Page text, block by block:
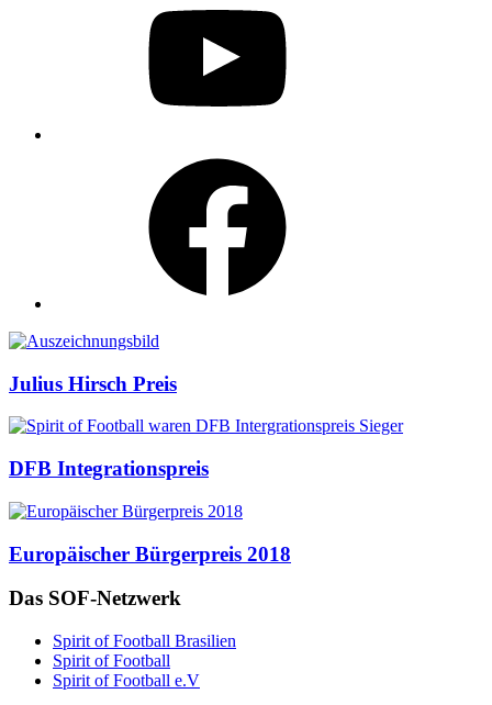
Auszeichnungen
Julius Hirsch Preis
DFB Integrationspreis
Europäischer Bürgerpreis 2018
Das SOF-Netzwerk
Spirit of Football Brasilien
Spirit of Football
Spirit of Football e.V